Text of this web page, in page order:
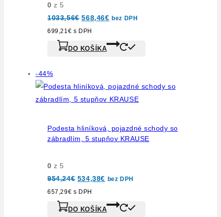
0 z 5
1033,56€ 568,46€ bez DPH
699,21 € s DPH
DO KOŠÍKA
-44%
Podesta hliníková, pojazdné schody so
zábradlím, 5 stupňov KRAUSE
0 z 5
954,24€ 534,38€ bez DPH
657,29€ s DPH
DO KOŠÍKA